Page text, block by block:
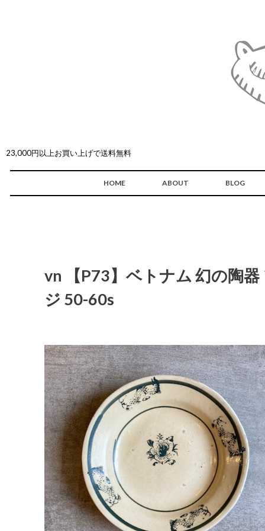
23,000円以上お買い上げで送料無料
HOME ABOUT BLOG
vn 【P73】ベトナム 幻の陶
ジ 50-60s